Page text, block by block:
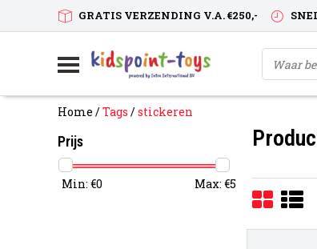
GRATIS VERZENDING V.A. €250,-
Home /Tags /stickeren
Prijs
Min: €0 Max: €5